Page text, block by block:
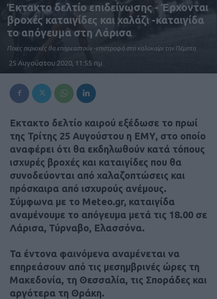
Έκτακτο δελτίο επιδείνωσης - Έρχονται
βροχές καταιγίδες και χαλάζι -καταιγίδα
το απόγευμα στη Λάρισα
Ποιες περιοχές θα επηρεαστούν -επιστροφή στο καλοκαίρι την Πέμπτη
25 Αυγούστου 2020, 11:55 πμ
Εκτακτο δελτίο καιρού εξέδωσε το πρωί
της Τρίτης 25 Αυγούστου η ΕΜΥ, στο οποίο
αναφέρει ότι θα εκδηλωθούν κατά τόπους
ισχυρές βροχές και καταιγίδες που θα
συνοδεύονται από χαλαζοπτώσεις και
πρόσκαιρα από ισχυρούς ανέμους.
Σύμφωνα με το Meteo.gr, καταιγίδα
αναμένουμε το απόγευμα μετά τις 18.00 σε
Λάρισα, Τύρναβο, Ελασσόνα.
Τα έντονα φαινόμενα αναμένεται να
επηρεάσουν από τις μεσημβρινές ώρες τη
Μακεδονία, τη Θεσσαλία, τις Σποράδες και
αργότερα τη Θράκη.